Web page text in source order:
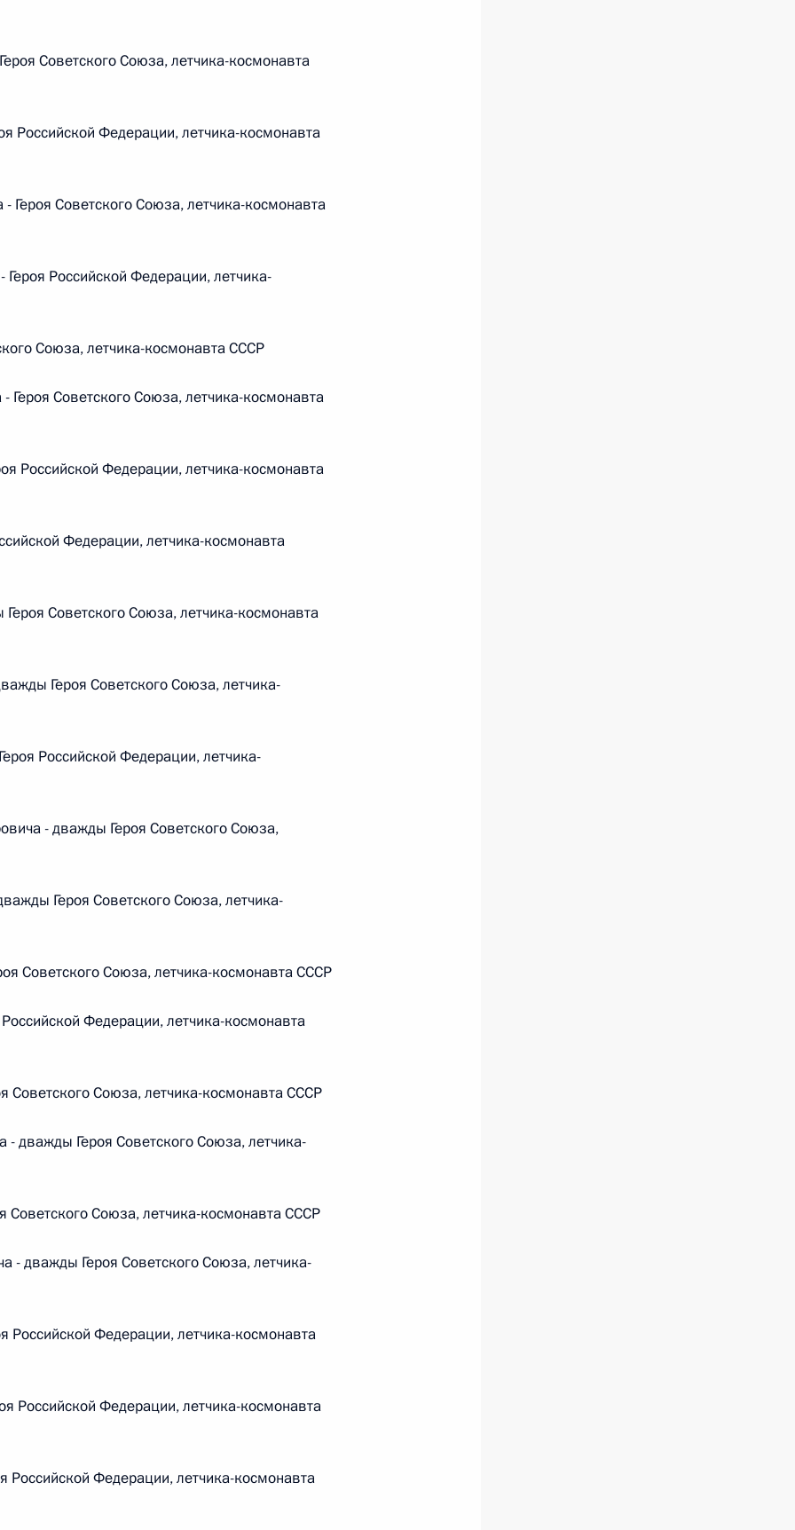
закона «О благотворительной деятельности
г. № 251-ФЗ
закона «Об актах гражданского состояния»
13 статьи 3 Федерального закона «О внесении
г. № 270-ФЗ
г. № 244-ФЗ
Федерации и Киргизской Республике
водного транспорта Российской Федерации и статью 1
измерений»
г. № 250-ФЗ
№ 266-ФЗ
Федерации «О защите прав потребителей»
Российской Федерации об административных
г. № 245-ФЗ
Российской Федерации и Правительством
Советского Союза, летчика-космонавта
Российской Федерации, летчика-космонавта
Советского Союза, летчика-космонавта
Российской Федерации, летчика-
Союза, летчика-космонавта СССР
Советского Союза, летчика-космонавта
Российской Федерации, летчика-космонавта
Федерации, летчика-космонавта
Советского Союза, летчика-космонавта
Героя Советского Союза, летчика-
Российской Федерации, летчика-
- дважды Героя Советского Союза,
Героя Советского Союза, летчика-
Советского Союза, летчика-космонавта СССР
Федерации, летчика-космонавта
Советского Союза, летчика-космонавта СССР
дважды Героя Советского Союза, летчика-
Союза, летчика-космонавта СССР
дважды Героя Советского Союза, летчика-
Российской Федерации, летчика-космонавта
Российской Федерации, летчика-космонавта
Федерации, летчика-космонавта